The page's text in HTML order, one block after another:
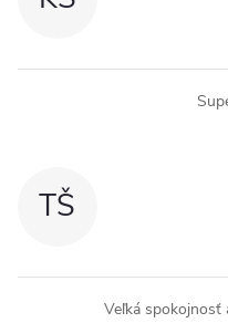
s
TŠ
Veľká spokojnosť